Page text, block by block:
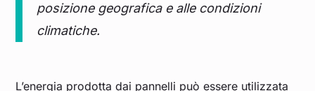
posizione geografica e alle condizioni
climatiche.
L’energia prodotta dai pannelli può essere utilizzata